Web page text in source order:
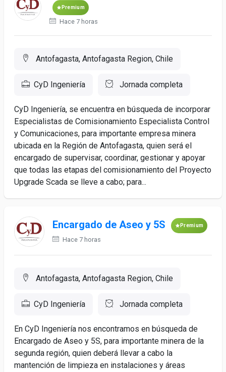
Premium
Hace 7 horas
Antofagasta, Antofagasta Region, Chile
CyD Ingeniería Jornada completa
CyD Ingeniería, se encuentra en búsqueda de incorporar
Especialistas de Comisionamiento Especialista Control
y Comunicaciones, para importante empresa minera
ubicada en la Región de Antofagasta, quien será el
encargado de supervisar, coordinar, gestionar y apoyar
que todas las etapas del comisionamiento del Proyecto
Upgrade Scada se lleve a cabo; para...
Encargado de Aseo y 5S Premium
Hace 7 horas
Antofagasta, Antofagasta Region, Chile
CyD Ingeniería Jornada completa
En CyD Ingeniería nos encontramos en búsqueda de
Encargado de Aseo y 5S, para importante minera de la
segunda región, quien deberá llevar a cabo la
mantención de limpieza en instalaciones y áreas